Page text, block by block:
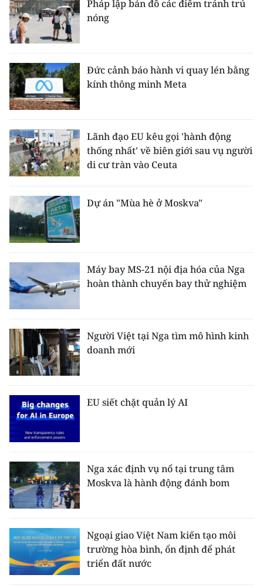
Pháp lập bản đồ các điểm tránh trú
nóng
Đức cảnh báo hành vi quay lén bằng
kính thông minh Meta
Lãnh đạo EU kêu gọi 'hành động
thống nhất' về biên giới sau vụ người
di cư tràn vào Ceuta
Dự án "Mùa hè ở Moskva"
Máy bay MS-21 nội địa hóa của Nga
hoàn thành chuyến bay thử nghiệm
Người Việt tại Nga tìm mô hình kinh
doanh mới
EU siết chặt quản lý AI
Nga xác định vụ nổ tại trung tâm
Moskva là hành động đánh bom
Ngoại giao Việt Nam kiến tạo môi
trường hòa bình, ổn định để phát
triển đất nước